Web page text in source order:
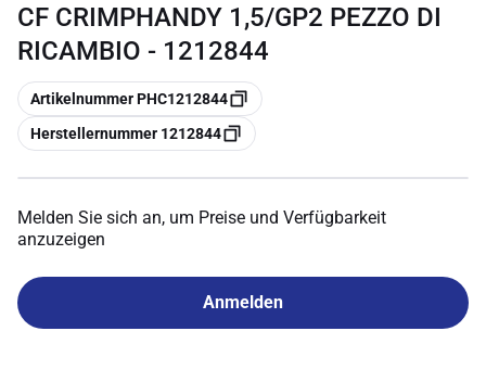
CF CRIMPHANDY 1,5/GP2 PEZZO DI
RICAMBIO - 1212844
Kopieren
Artikelnummer PHC1212844
Kopieren
Herstellernummer 1212844
Melden Sie sich an, um Preise und Verfügbarkeit
anzuzeigen
Anmelden